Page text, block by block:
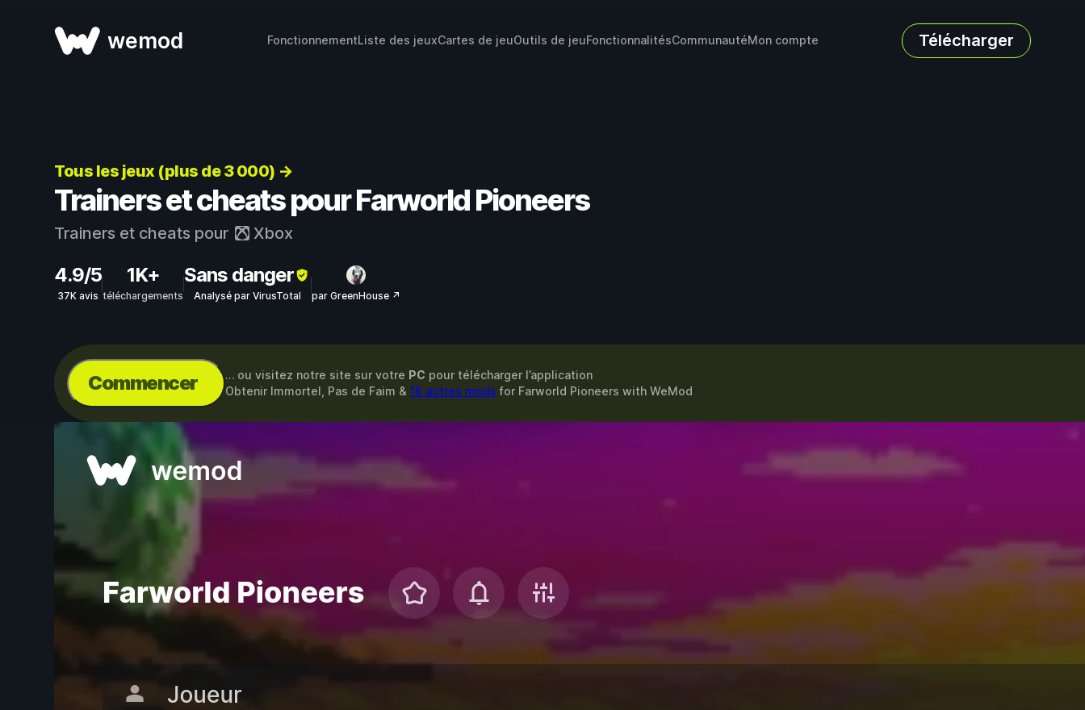
wemod FonctionnementListe des jeuxCartes de jeuOutils de jeuFonctionnalitésCommunautéMon compte Télécharger
Tous les jeux (plus de 3 000) →
Trainers et cheats pour Farworld Pioneers
Trainers et cheats pour Xbox
4.9/5
37K avis
1K+
téléchargements
Sans danger
Analysé par VirusTotal par GreenHouse ↗
Commencer … ou visitez notre site sur votre PC pour télécharger l’application
Obtenir Immortel, Pas de Faim & 16 autres mods for Farworld Pioneers with WeMod